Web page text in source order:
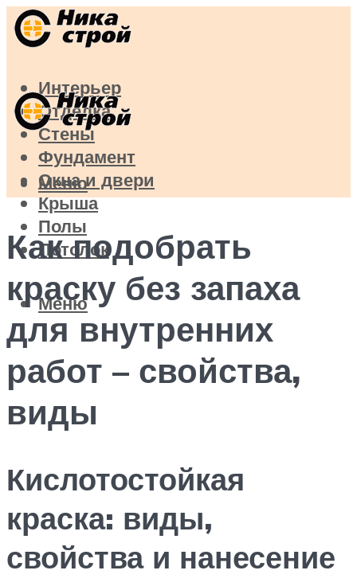
Интерьер
Отделка
Стены
Фундамент
Окна и двери
Крыша
Полы
Потолок
Меню
Меню
Как подобрать
краску без запаха
для внутренних
работ – свойства,
виды
Кислотостойкая
краска: виды,
свойства и нанесение